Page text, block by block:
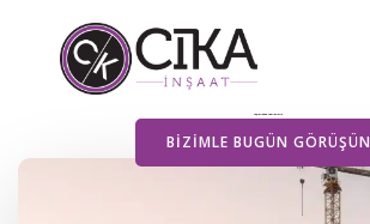
BIZIMLE BUGÜN GÖRÜŞÜN
Yayımlanan Yazılarımız